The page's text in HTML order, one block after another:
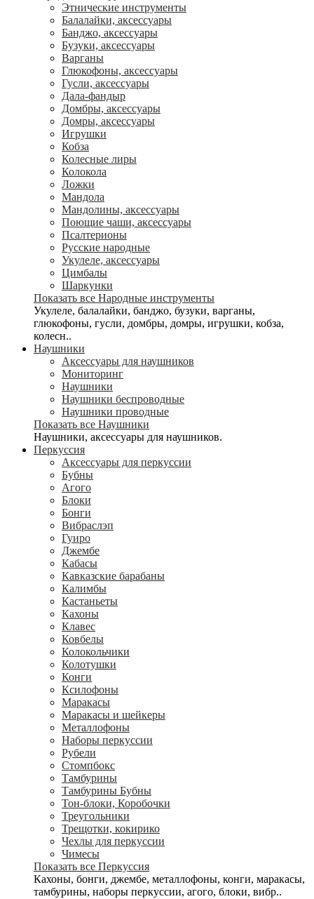
Этнические инструменты
Балалайки, аксессуары
Банджо, аксессуары
Бузуки, аксессуары
Варганы
Глюкофоны, аксессуары
Гусли, аксессуары
Дала-фандыр
Домбры, аксессуары
Домры, аксессуары
Игрушки
Кобза
Колесные лиры
Колокола
Ложки
Мандола
Мандолины, аксессуары
Поющие чаши, аксессуары
Псалтерионы
Русские народные
Укулеле, аксессуары
Цимбалы
Шаркунки
Показать все Народные инструменты
Укулеле, балалайки, банджо, бузуки, варганы,
глюкофоны, гусли, домбры, домры, игрушки, кобза,
колесн..
Наушники
Аксессуары для наушников
Мониторинг
Наушники
Наушники беспроводные
Наушники проводные
Показать все Наушники
Наушники, аксессуары для наушников.
Перкуссия
Аксессуары для перкуссии
Бубны
Агого
Блоки
Бонги
Вибраслэп
Гуиро
Джембе
Кабасы
Кавказские барабаны
Калимбы
Кастаньеты
Кахоны
Клавес
Ковбелы
Колокольчики
Колотушки
Конги
Ксилофоны
Маракасы
Маракасы и шейкеры
Металлофоны
Наборы перкуссии
Рубели
Стомпбокс
Тамбурины
Тамбурины Бубны
Тон-блоки, Коробочки
Треугольники
Трещотки, кокирико
Чехлы для перкуссии
Чимесы
Показать все Перкуссия
Кахоны, бонги, джембе, металлофоны, конги, маракасы,
тамбурины, наборы перкуссии, агого, блоки, вибр..